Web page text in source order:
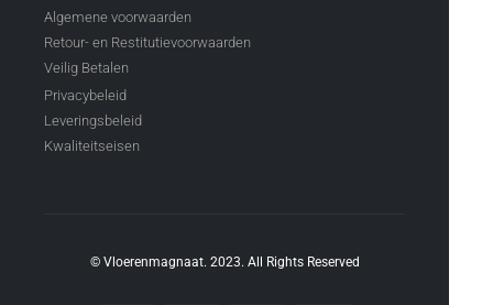
Algemene voorwaarden
Retour- en Restitutievoorwaarden
Veilig Betalen
Privacybeleid
Leveringsbeleid
Kwaliteitseisen
© Vloerenmagnaat. 2023. All Rights Reserved